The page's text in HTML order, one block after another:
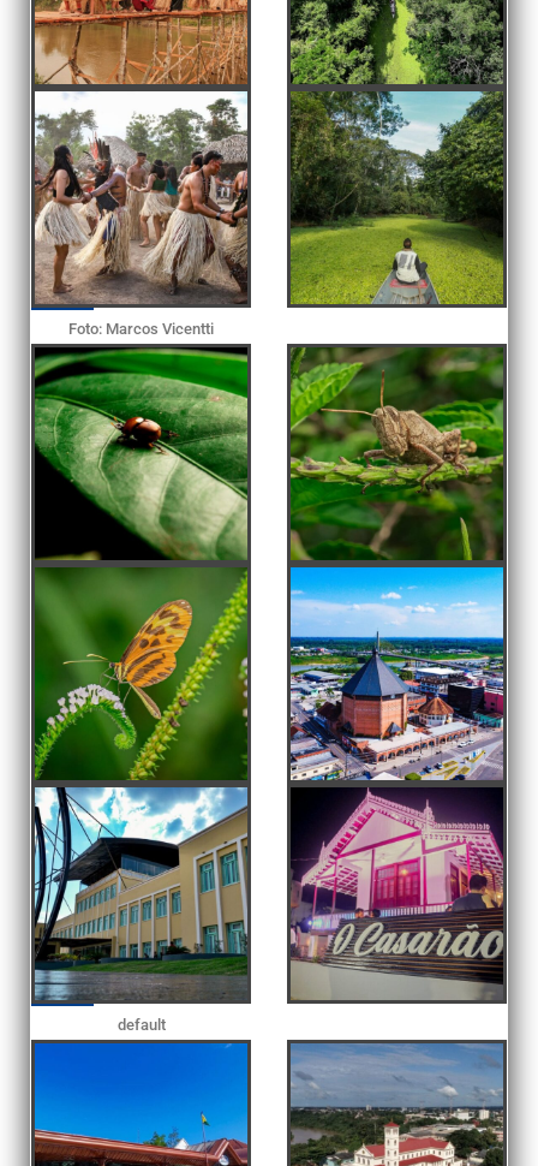
Foto: Marcos Vicentti
default